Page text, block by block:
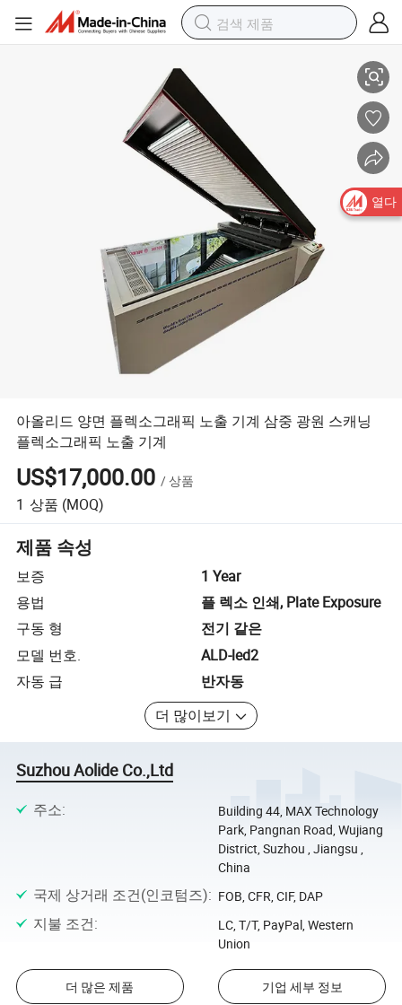
아올리드 양면 플렉소그래픽 노출 기계 삼중 광원 스캐닝
플렉소그래픽 노출 기계
US$17,000.00 / 상품
1 상품 (MOQ)
제품 속성
보증
1 Year
용법
플 렉소 인쇄, Plate Exposure
구동 형
전기 같은
모델 번호.
ALD-led2
자동 급
반자동
더 많이보기
Suzhou Aolide Co.,Ltd
주소:
Building 44, MAX Technology
Park, Pangnan Road, Wujiang
District, Suzhou , Jiangsu ,
China
국제 상거래 조건(인코텀즈): FOB, CFR, CIF, DAP
지불 조건:
LC, T/T, PayPal, Western
Union
더 많은 제품 기업 세부 정보
열다